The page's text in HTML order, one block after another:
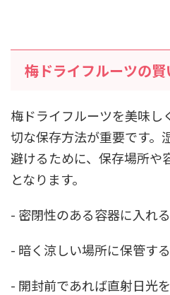
梅ドライフルーツの
梅ドライフルーツを美味し
切な保存方法が重要です。
避けるために、保存場所や
となります。
- 密閉性のある容器に入れる
- 暗く涼しい場所に保管する
- 開封前であれば直射日光